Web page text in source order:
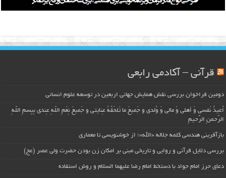
قرآنی – آکادمی رابعی
دومین فراخوان بررسی نقش همایش جهانی اربعین در توسعه علوم انسانی
اُعیذُ نَفسی وَ أهلی وَ مالی وَ وُلدی و جَمیعَ ما تَلحَقُهُ عِنایتی و جَمیعَ نِعَمِ اللّهِ عِندی بِبِسمِ اللّهِ
الرَّحمنِ الرَّحیمِ
بازآفرینی هندسی کلمه جلاله «الله»؛ از خوشنویسی تا معماری
بررسی دلایل قرآنی و روایی و تاریخی مبنی بر امکان زن بودن حضرت ولی عصر (عج)
دعای حرز امام جواد با دستخط امام رضا علیهما السلام و روش استفاده